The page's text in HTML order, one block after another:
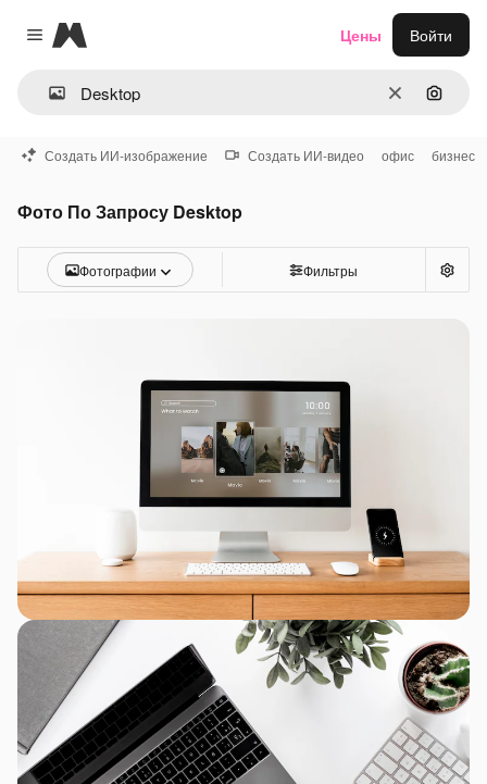
Close menu
Magnific
ОчиститьПоиск
Цены Войти
Создать ИИ-изображение Создать ИИ-видео офис бизнес
Фото По Запросу Desktop
Фотографии Фильтры